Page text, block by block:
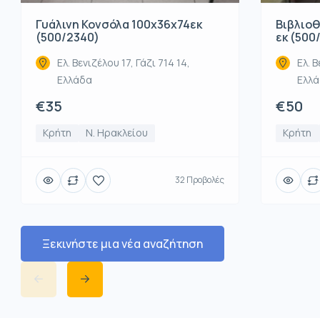
Γυάλινη Κονσόλα 100x36x74εκ
(500/2340)
Ελ. Βενιζέλου 17, Γάζι 714 14,
Ελλάδα
€35
Κρήτη Ν. Ηρακλείου
32 Προβολές
εκ
Ελ.
€50
Κρήτη
Ξεκινήστε μια νέα αναζήτηση